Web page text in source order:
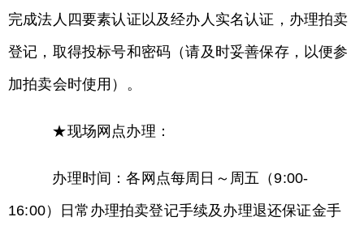
完成法人四要素认证以及经办人实名认证，办理拍卖
登记，取得投标号和密码（请及时妥善保存，以便参
加拍卖会时使用）。
★现场网点办理：
办理时间：各网点每周日～周五（9:00-
16:00）日常办理拍卖登记手续及办理退还保证金手